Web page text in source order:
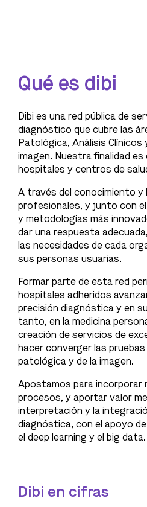
Qué es dibi
Dibi es una red pública de
diagnóstico que cubre las
Patológica, Análisis
imagen. Nuestra finalidad
hospitales y centros de
A través del conocimiento y
profesionales, y junto con
y metodologías más
dar una respuesta
las necesidades de cada
sus personas usuarias.
Formar parte de esta red
hospitales adheridos
precisión diagnóstica y en
tanto, en la medicina
creación de servicios de
hacer converger las
patológica y de la imagen.
Apostamos para incorporar
procesos, y aportar valor
interpretación y la
diagnóstica, con el apoyo
el deep learning y el big data.
Dibi en cifras